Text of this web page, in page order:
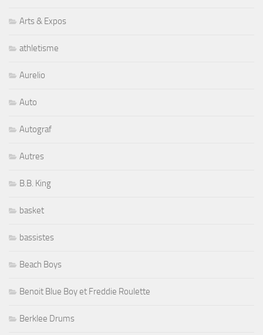
Arts & Expos
athletisme
Aurelio
Auto
Autograf
Autres
B.B. King
basket
bassistes
Beach Boys
Benoit Blue Boy et Freddie Roulette
Berklee Drums